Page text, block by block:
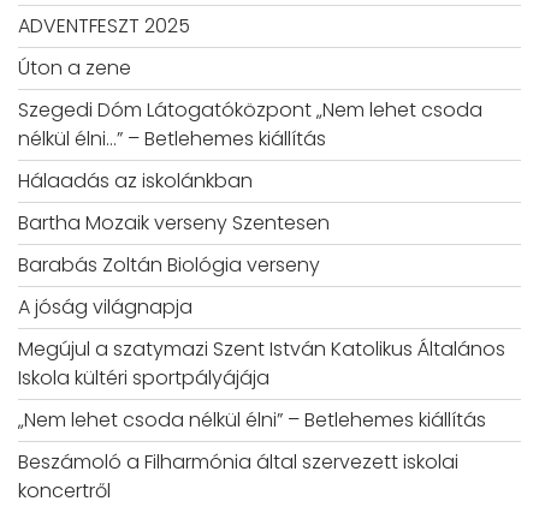
ADVENTFESZT 2025
Úton a zene
Szegedi Dóm Látogatóközpont „Nem lehet csoda
nélkül élni…” – Betlehemes kiállítás
Hálaadás az iskolánkban
Bartha Mozaik verseny Szentesen
Barabás Zoltán Biológia verseny
A jóság világnapja
Megújul a szatymazi Szent István Katolikus Általános
Iskola kültéri sportpályájája
„Nem lehet csoda nélkül élni” – Betlehemes kiállítás
Beszámoló a Filharmónia által szervezett iskolai
koncertről